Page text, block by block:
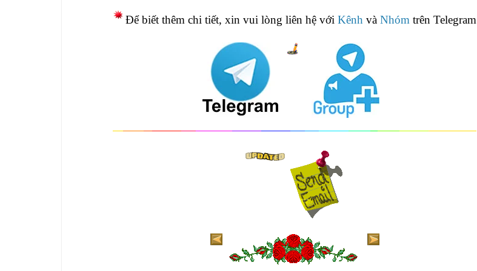
Để biết thêm chi tiết, xin vui lòng liên hệ với Kênhvà Nhómtrên Telegram